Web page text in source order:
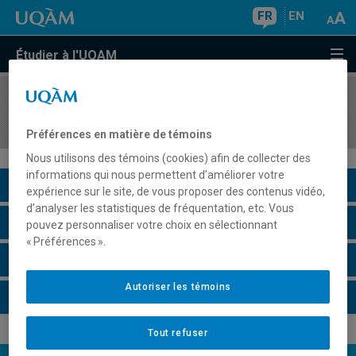
FR EN
Étudier à l'UQAM
COURS//
Description du cours
Horaire - Été 2026
Préférences en matière de témoins
Nous utilisons des témoins (cookies) afin de collecter des
informations qui nous permettent d’améliorer votre
expérience sur le site, de vous proposer des contenus vidéo,
d’analyser les statistiques de fréquentation, etc. Vous
pouvez personnaliser votre choix en sélectionnant
« Préférences ».
Tout refuser
Autoriser les témoins